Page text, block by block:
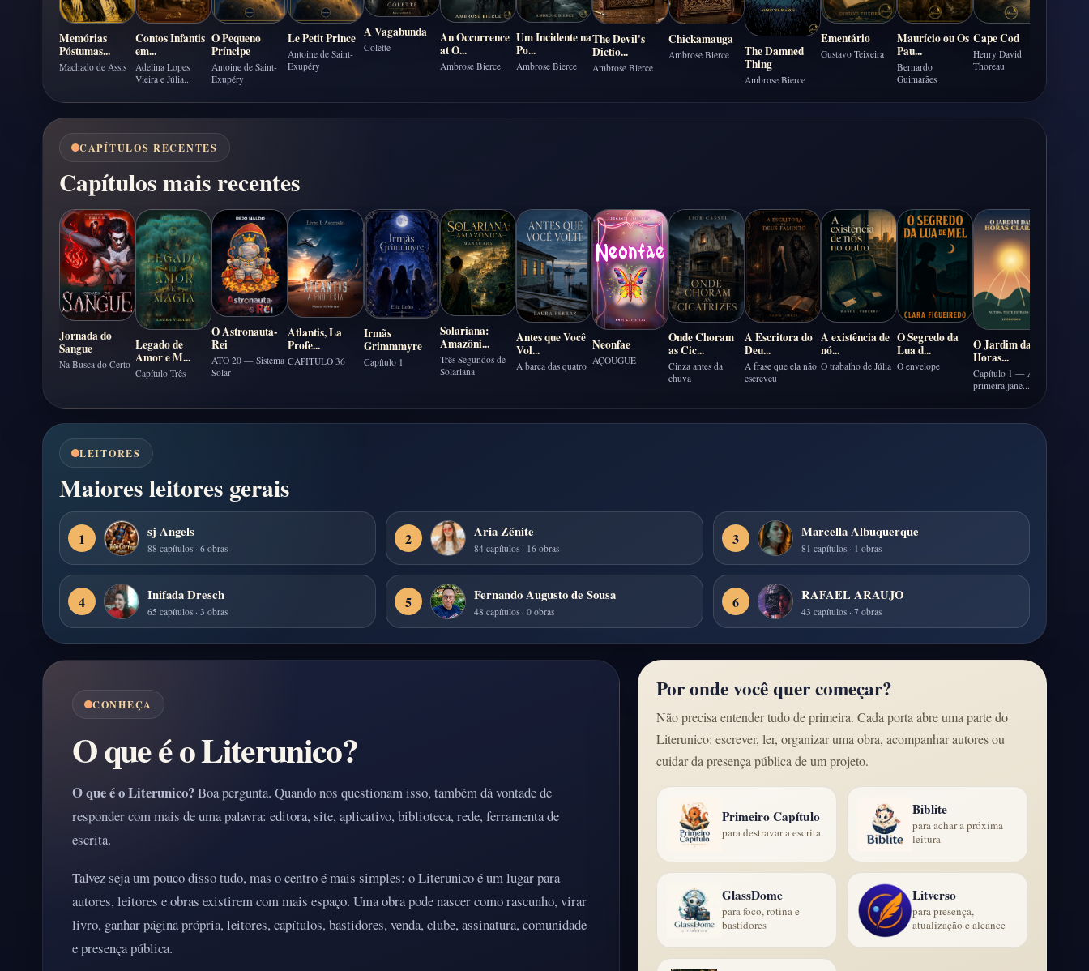
Memórias
Póstumas...
Machado de Assis
Contos Infantis
em...
Adelina Lopes
Vieira e Júlia...
O Pequeno
Príncipe
Antoine de Saint-
Exupéry
Le Petit Prince
Antoine de Saint-
Exupéry
A Vagabunda
Colette
An Occurrence
at O...
Ambrose Bierce
Um Incidente na
Po...
Ambrose Bierce
The Devil's
Dictio...
Ambrose Bierce
Chickamauga
Ambrose Bierce
The Damned
Thing
Ambrose Bierce
Ementário
Gustavo Teixeira
Maurício ou Os
Pau...
Bernardo
Guimarães
Cape Cod
Henry David
Thoreau
CAPÍTULOS RECENTES
Capítulos mais recentes
Jornada do
Sangue
Na Busca do Certo
Legado de
Amor e M...
Capítulo Três
O Astronauta-
Rei
ATO 20 — Sistema
Solar
Atlantis, La
Profe...
CAPÍTULO 36
Irmãs
Grimmmyre
Capítulo 1
Solariana:
Amazôni...
Três Segundos de
Solariana
Antes que Você
Vol...
A barca das quatro
Neonfae
AÇOUGUE
Onde Choram
as Cic...
Cinza antes da
chuva
A Escritora do
Deu...
A frase que ela não
escreveu
A existência de
nó...
O trabalho de Júlia
O Segredo da
Lua d...
O envelope
O Jardim das
Horas...
Capítulo 1 — A
primeira jane...
LEITORES
Maiores leitores gerais
1 sj Angels
88 capítulos · 6 obras
2 Aria Zênite
84 capítulos · 16 obras
3 Marcella Albuquerque
81 capítulos · 1 obras
4 Inifada Dresch
65 capítulos · 3 obras
5 Fernando Augusto de Sousa
48 capítulos · 0 obras
6 RAFAEL ARAUJO
43 capítulos · 7 obras
CONHEÇA
O que é o Literunico?
O que é o Literunico?Boa pergunta. Quando nos questionam isso, também dá vontade de
responder com mais de uma palavra: editora, site, aplicativo, biblioteca, rede, ferramenta de
escrita.
Talvez seja um pouco disso tudo, mas o centro é mais simples: o Literunico é um lugar para
autores, leitores e obras existirem com mais espaço. Uma obra pode nascer como rascunho, virar
livro, ganhar página própria, leitores, capítulos, bastidores, venda, clube, assinatura, comunidade
e presença pública.
Por onde você quer começar?
Não precisa entender tudo de primeira. Cada porta abre uma parte do
Literunico: escrever, ler, organizar uma obra, acompanhar autores ou
cuidar da presença pública de um projeto.
Primeiro Capítulo
para destravar a escrita
Biblite
para achar a próxima
leitura
GlassDome
para foco, rotina e
bastidores
Litverso
para presença,
atualização e alcance